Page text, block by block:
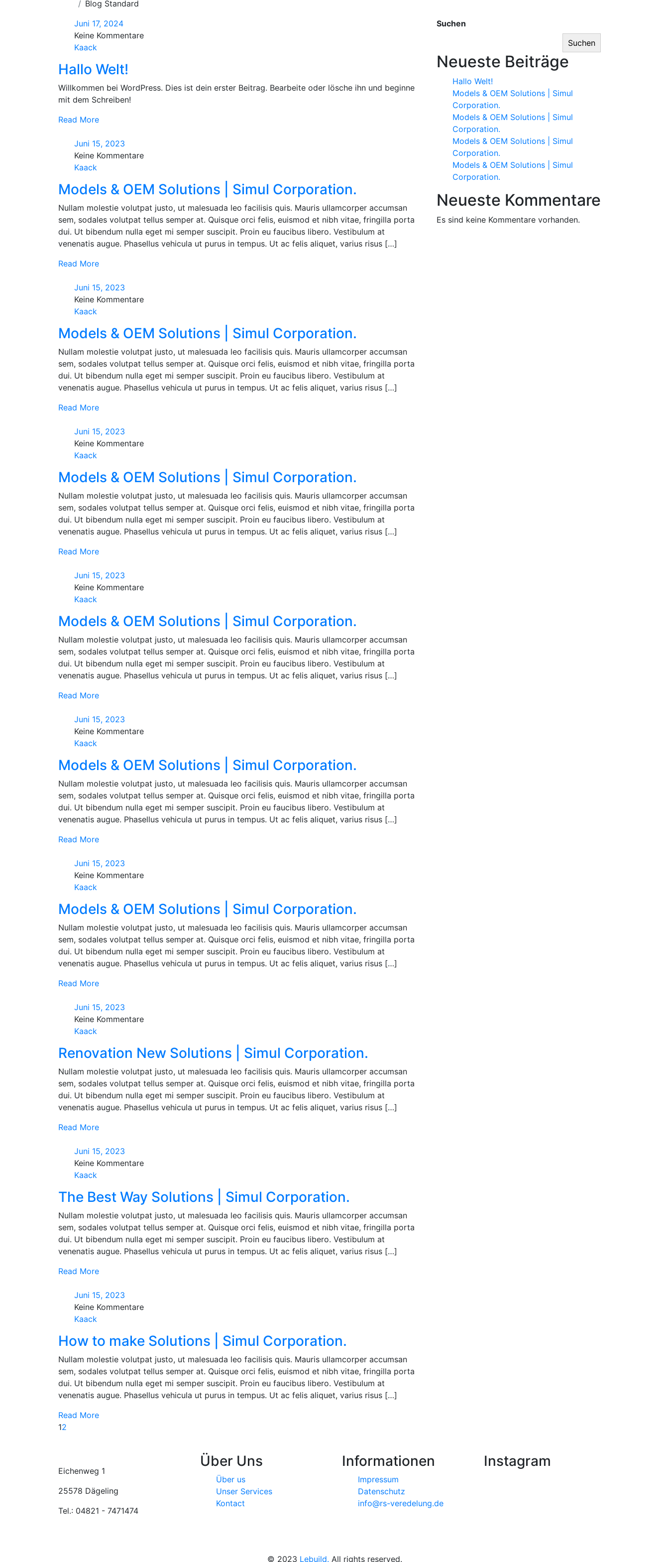
Blog Standard
Juni 17, 2024
Keine Kommentare
Kaack
Hallo Welt!
Willkommen bei WordPress. Dies ist dein erster Beitrag. Bearbeite oder lösche ihn und beginne
mit dem Schreiben!
Read More
Juni 15, 2023
Keine Kommentare
Kaack
Models & OEM Solutions | Simul Corporation.
Nullam molestie volutpat justo, ut malesuada leo facilisis quis. Mauris ullamcorper accumsan
sem, sodales volutpat tellus semper at. Quisque orci felis, euismod et nibh vitae, fringilla porta
dui. Ut bibendum nulla eget mi semper suscipit. Proin eu faucibus libero. Vestibulum at
venenatis augue. Phasellus vehicula ut purus in tempus. Ut ac felis aliquet, varius risus […]
Read More
Juni 15, 2023
Keine Kommentare
Kaack
Models & OEM Solutions | Simul Corporation.
Nullam molestie volutpat justo, ut malesuada leo facilisis quis. Mauris ullamcorper accumsan
sem, sodales volutpat tellus semper at. Quisque orci felis, euismod et nibh vitae, fringilla porta
dui. Ut bibendum nulla eget mi semper suscipit. Proin eu faucibus libero. Vestibulum at
venenatis augue. Phasellus vehicula ut purus in tempus. Ut ac felis aliquet, varius risus […]
Read More
Juni 15, 2023
Keine Kommentare
Kaack
Models & OEM Solutions | Simul Corporation.
Nullam molestie volutpat justo, ut malesuada leo facilisis quis. Mauris ullamcorper accumsan
sem, sodales volutpat tellus semper at. Quisque orci felis, euismod et nibh vitae, fringilla porta
dui. Ut bibendum nulla eget mi semper suscipit. Proin eu faucibus libero. Vestibulum at
venenatis augue. Phasellus vehicula ut purus in tempus. Ut ac felis aliquet, varius risus […]
Read More
Juni 15, 2023
Keine Kommentare
Kaack
Models & OEM Solutions | Simul Corporation.
Nullam molestie volutpat justo, ut malesuada leo facilisis quis. Mauris ullamcorper accumsan
sem, sodales volutpat tellus semper at. Quisque orci felis, euismod et nibh vitae, fringilla porta
dui. Ut bibendum nulla eget mi semper suscipit. Proin eu faucibus libero. Vestibulum at
venenatis augue. Phasellus vehicula ut purus in tempus. Ut ac felis aliquet, varius risus […]
Read More
Juni 15, 2023
Keine Kommentare
Kaack
Models & OEM Solutions | Simul Corporation.
Nullam molestie volutpat justo, ut malesuada leo facilisis quis. Mauris ullamcorper accumsan
sem, sodales volutpat tellus semper at. Quisque orci felis, euismod et nibh vitae, fringilla porta
dui. Ut bibendum nulla eget mi semper suscipit. Proin eu faucibus libero. Vestibulum at
venenatis augue. Phasellus vehicula ut purus in tempus. Ut ac felis aliquet, varius risus […]
Read More
Juni 15, 2023
Keine Kommentare
Kaack
Models & OEM Solutions | Simul Corporation.
Nullam molestie volutpat justo, ut malesuada leo facilisis quis. Mauris ullamcorper accumsan
sem, sodales volutpat tellus semper at. Quisque orci felis, euismod et nibh vitae, fringilla porta
dui. Ut bibendum nulla eget mi semper suscipit. Proin eu faucibus libero. Vestibulum at
venenatis augue. Phasellus vehicula ut purus in tempus. Ut ac felis aliquet, varius risus […]
Read More
Juni 15, 2023
Keine Kommentare
Kaack
Renovation New Solutions | Simul Corporation.
Nullam molestie volutpat justo, ut malesuada leo facilisis quis. Mauris ullamcorper accumsan
sem, sodales volutpat tellus semper at. Quisque orci felis, euismod et nibh vitae, fringilla porta
dui. Ut bibendum nulla eget mi semper suscipit. Proin eu faucibus libero. Vestibulum at
venenatis augue. Phasellus vehicula ut purus in tempus. Ut ac felis aliquet, varius risus […]
Read More
Juni 15, 2023
Keine Kommentare
Kaack
The Best Way Solutions | Simul Corporation.
Nullam molestie volutpat justo, ut malesuada leo facilisis quis. Mauris ullamcorper accumsan
sem, sodales volutpat tellus semper at. Quisque orci felis, euismod et nibh vitae, fringilla porta
dui. Ut bibendum nulla eget mi semper suscipit. Proin eu faucibus libero. Vestibulum at
venenatis augue. Phasellus vehicula ut purus in tempus. Ut ac felis aliquet, varius risus […]
Read More
Juni 15, 2023
Keine Kommentare
Kaack
How to make Solutions | Simul Corporation.
Nullam molestie volutpat justo, ut malesuada leo facilisis quis. Mauris ullamcorper accumsan
sem, sodales volutpat tellus semper at. Quisque orci felis, euismod et nibh vitae, fringilla porta
dui. Ut bibendum nulla eget mi semper suscipit. Proin eu faucibus libero. Vestibulum at
venenatis augue. Phasellus vehicula ut purus in tempus. Ut ac felis aliquet, varius risus […]
Read More
12
Suchen
Suchen
Neueste Beiträge
Hallo Welt!
Models & OEM Solutions | Simul
Corporation.
Models & OEM Solutions | Simul
Corporation.
Models & OEM Solutions | Simul
Corporation.
Models & OEM Solutions | Simul
Corporation.
Neueste Kommentare
Es sind keine Kommentare vorhanden.
Eichenweg 1
25578 Dägeling
Tel.: 04821 - 7471474
Über Uns
Über us
Unser Services
Kontact
Informationen
Impressum
Datenschutz
info@rs-veredelung.de
Instagram
© 2023 Lebuild. All rights reserved.